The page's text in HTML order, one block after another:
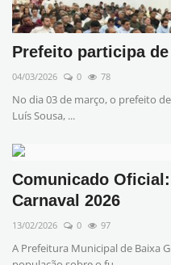
Prefeito participa
04/03/2026 0 78
No dia 03 de março, o prefeito
Luís Sousa, ...
Comunicado
Carnaval 2026
13/02/2026 0 97
A Prefeitura Municipal de Baixa